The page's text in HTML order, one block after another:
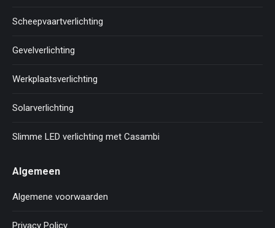
Scheepvaartverlichting
Gevelverlichting
Werkplaatsverlichting
Solarverlichting
Slimme LED verlichting met Casambi
Algemeen
Algemene voorwaarden
Privacy Policy